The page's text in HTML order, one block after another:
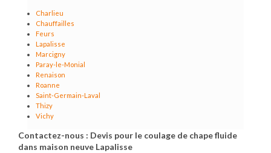
Charlieu
Chauffailles
Feurs
Lapalisse
Marcigny
Paray-le-Monial
Renaison
Roanne
Saint-Germain-Laval
Thizy
Vichy
Contactez-nous : Devis pour le coulage de chape fluide
dans maison neuve Lapalisse